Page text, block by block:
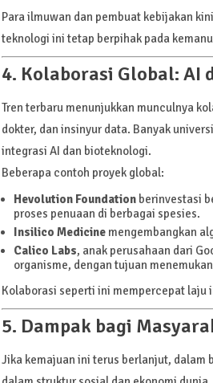
Para ilmuwan dan pembuat kebijakan
teknologi ini tetap berpihak pada
4. Kolaborasi Global: AI
Tren terbaru menunjukkan munculnya
dokter, dan insinyur data. Banyak
integrasi AI dan bioteknologi.
Beberapa contoh proyek global:
Hevolution Foundationberinvestasi
proses penuaan di berbagai spesies.
Insilico Medicinemengembangkan
Calico Labs, anak perusahaan dari
organisme, dengan tujuan
Kolaborasi seperti ini mempercepat laju
5. Dampak bagi
Jika kemajuan ini terus berlanjut, dalam